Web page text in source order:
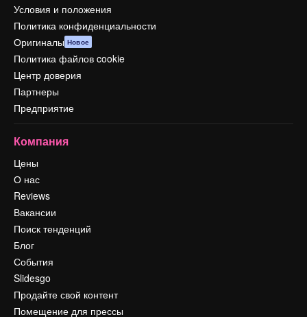
Условия и положения
Политика конфиденциальности
Оригиналы Новое
Политика файлов cookie
Центр доверия
Партнеры
Предприятие
Компания
Цены
О нас
Reviews
Вакансии
Поиск тенденций
Блог
События
Slidesgo
Продайте свой контент
Помещение для прессы